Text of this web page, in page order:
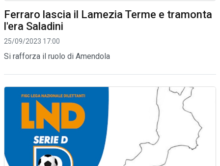
Ferraro lascia il Lamezia Terme e tramonta
l'era Saladini
25/09/2023 17:00
Si rafforza il ruolo di Amendola